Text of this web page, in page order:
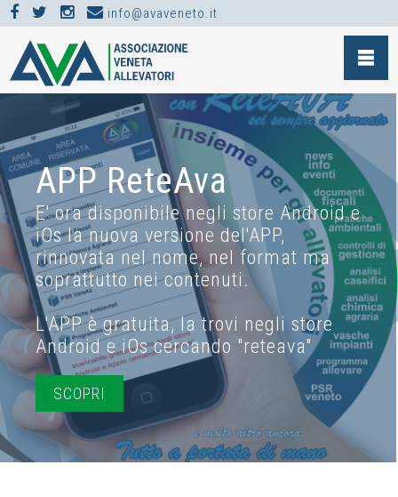
info@avaveneto.it
APP ReteAva
E' ora disponibile negli store Android e
iOs la nuova versione del'APP,
rinnovata nel nome, nel format ma
soprattutto nei contenuti.
L'APP è gratuita, la trovi negli store
Android e iOs cercando "reteava"
SCOPRI